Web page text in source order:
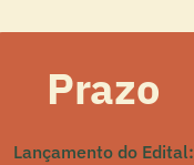
Prazo
Lançamento do Edital: